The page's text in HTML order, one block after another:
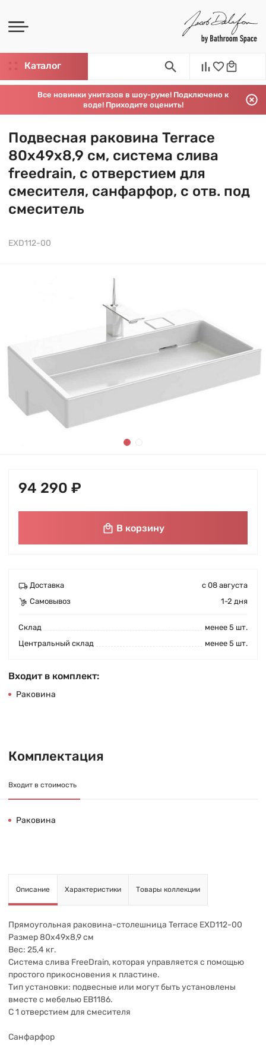
Каталог
Все новинки унитазов в шоу-руме! Подключено к
воде! Приходите оценить!
Подвесная раковина Terrace
80х49х8,9 см, система слива
freedrain, с отверстием для
смесителя, санфарфор, с отв. под
смеситель
EXD112-00
94 290 ₽
В корзину
Доставка
с 08 августа
Самовывоз
1-2 дня
Cклад
менее 5 шт.
Центральный склад
менее 5 шт.
Входит в комплект:
Раковина
Комплектация
Входит в стоимость
Раковина
Описание Характеристики Товары коллекции
Прямоугольная раковина-столешница Terrace EXD112-00
Размер 80х49х8,9 см
Вес: 25,4 кг.
Система слива FreeDrain, которая управляется с помощью
простого прикосновения к пластине.
Тип установки: подвесные или могут быть установлены
вместе с мебелью EB1186.
С 1 отверстием для смесителя
Санфарфор